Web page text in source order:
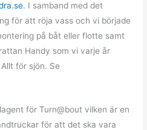
. I samband med det
för att röja vass och vi började
på båt eller flotte samt
Handy som vi varje år
för sjön. Se
för Turn@bout vilken är en
för att det ska vara